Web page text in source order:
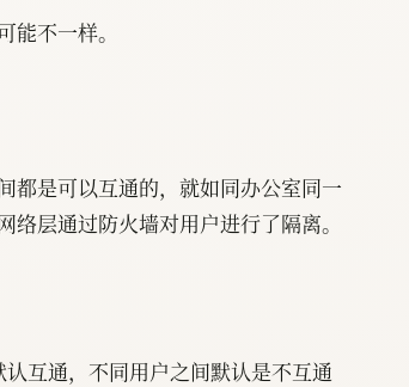
不一样。
都是可以互通的，就如同办公室同一
层通过防火墙对用户进行了隔离。
互通，不同用户之间默认是不互通